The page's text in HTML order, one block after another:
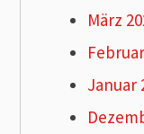
März
Januar